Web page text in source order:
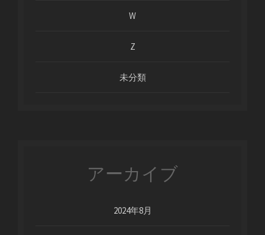
W
Z
未分類
アーカイブ
2024年8月